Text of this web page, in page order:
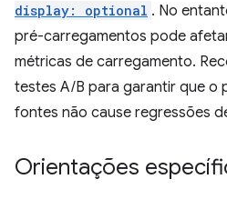
display: optional . No
pré-carregamentos pode
métricas de carregamento.
testes A/B para garantir que o
fontes não cause regressões
Orientações